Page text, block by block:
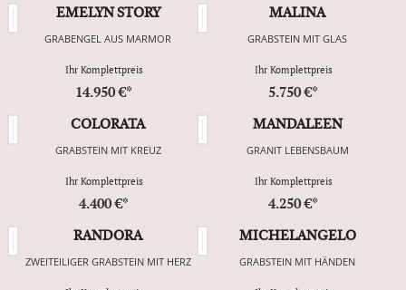
EMELYN STORY
GRABENGEL AUS MARMOR
Ihr Komplettpreis
14.950 €*
MALINA
GRABSTEIN MIT GLAS
Ihr Komplettpreis
5.750 €*
COLORATA
GRABSTEIN MIT KREUZ
Ihr Komplettpreis
4.400 €*
MANDALEEN
GRANIT LEBENSBAUM
Ihr Komplettpreis
4.250 €*
RANDORA
ZWEITEILIGER GRABSTEIN MIT HERZ
MICHELANGELO
GRABSTEIN MIT HÄNDEN